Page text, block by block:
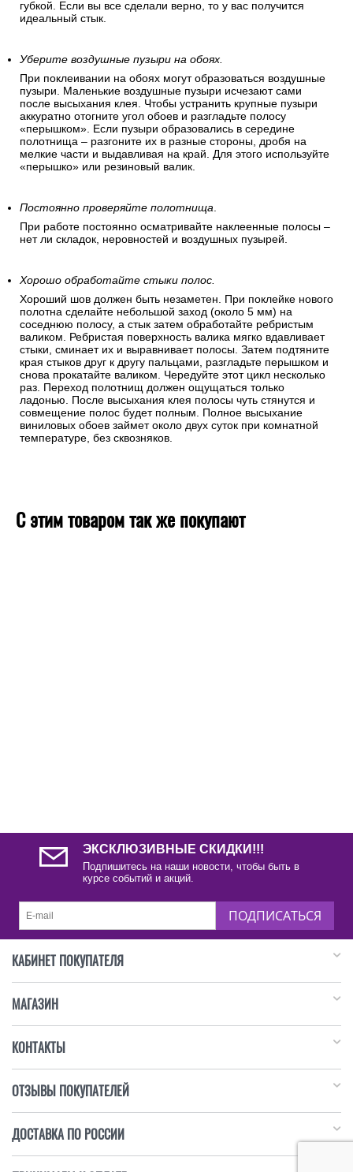
губкой. Если вы все сделали верно, то у вас получится
идеальный стык.
Уберите воздушные пузыри на обоях.
При поклеивании на обоях могут образоваться воздушные
пузыри. Маленькие воздушные пузыри исчезают сами
после высыхания клея. Чтобы устранить крупные пузыри
аккуратно отогните угол обоев и разгладьте полосу
«перышком». Если пузыри образовались в середине
полотнища – разгоните их в разные стороны, дробя на
мелкие части и выдавливая на край. Для этого используйте
«перышко» или резиновый валик.
Постоянно проверяйте полотнища.
При работе постоянно осматривайте наклеенные полосы –
нет ли складок, неровностей и воздушных пузырей.
Хорошо обработайте стыки полос.
Хороший шов должен быть незаметен. При поклейке нового
полотна сделайте небольшой заход (около 5 мм) на
соседнюю полосу, а стык затем обработайте ребристым
валиком. Ребристая поверхность валика мягко вдавливает
стыки, сминает их и выравнивает полосы. Затем подтяните
края стыков друг к другу пальцами, разгладьте перышком и
снова прокатайте валиком. Чередуйте этот цикл несколько
раз. Переход полотнищ должен ощущаться только
ладонью. После высыхания клея полосы чуть стянутся и
совмещение полос будет полным. Полное высыхание
виниловых обоев займет около двух суток при комнатной
температуре, без сквозняков.
С этим товаром так же покупают
ЭКСКЛЮЗИВНЫЕ СКИДКИ!!!
Подпишитесь на наши новости, чтобы быть в
курсе событий и акций.
ПОДПИСАТЬСЯ
КАБИНЕТ ПОКУПАТЕЛЯ
МАГАЗИН
КОНТАКТЫ
ОТЗЫВЫ ПОКУПАТЕЛЕЙ
ДОСТАВКА ПО РОССИИ